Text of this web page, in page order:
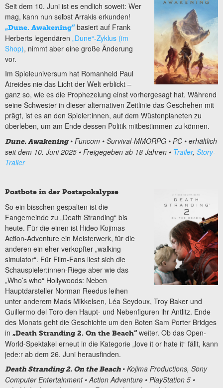
Seit dem 10. Juni ist es endlich soweit: Wer
mag, kann nun selbst Arrakis erkunden!
„Dune. Awakening“ basiert auf Frank
Herberts legendären „Dune“-Zyklus (im
Shop), nimmt aber eine große Änderung
vor.
Im Spieleuniversum hat Romanheld Paul
Atreides nie das Licht der Welt erblickt ‒
ganz so, wie es die Prophezeiung einst vorhergesagt hat. Während
seine Schwester in dieser alternativen Zeitlinie das Geschehen mit
prägt, ist es an den Spieler:innen, auf dem Wüstenplaneten zu
überleben, um am Ende dessen Politik mitbestimmen zu können.
Dune. Awakening• Funcom • Survival-MMORPG • PC • erhältlich
seit dem 10. Juni 2025 • Freigegeben ab 18 Jahren • Trailer, Story-
Trailer
Postbote in der Postapokalypse
So ein bisschen gespalten ist die
Fangemeinde zu „Death Stranding“ bis
heute. Für die einen ist Hideo Kojimas
Action-Adventure ein Meisterwerk, für die
anderen ein eher verkopfter „walking
simulator“. Für Film-Fans liest sich die
Schauspieler:innen-Riege aber wie das
„Who’s who“ Hollywoods: Neben
Hauptdarsteller Norman Reedus leihen
unter anderem Mads Mikkelsen, Léa Seydoux, Troy Baker und
Guillermo del Toro den Haupt- und Nebenfiguren ihr Antlitz. Ende
des Monats geht die Geschichte um den Boten Sam Porter Bridges
in „Death Stranding 2. On the Beach“ weiter. Ob das Open-
World-Spektakel erneut in die Kategorie „love it or hate it“ fällt, kann
jede:r ab dem 26. Juni herausfinden.
Death Stranding 2. On the Beach • Kojima Productions, Sony
Computer Entertainment • Action Adventure • PlayStation 5 •